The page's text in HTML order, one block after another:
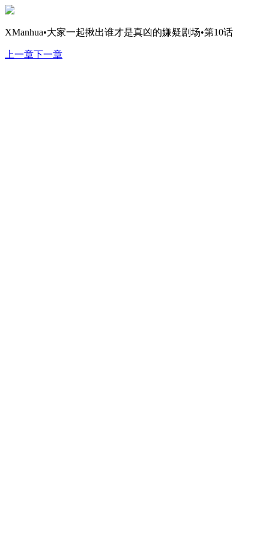
XManhua•大家一起揪出谁才是真凶的嫌疑剧场•第10话
上一章下一章